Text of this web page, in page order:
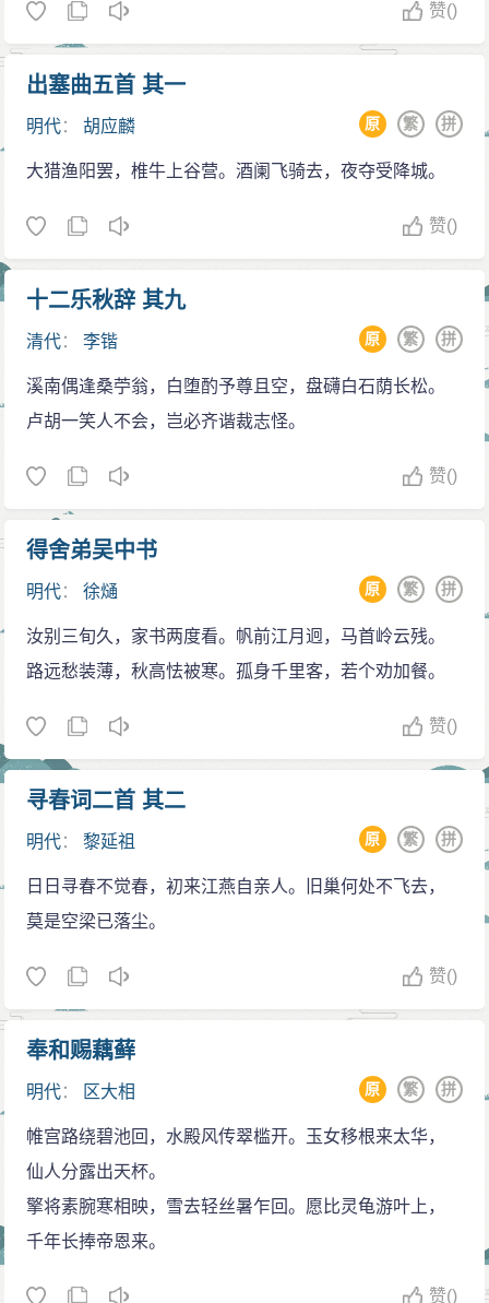
赞()
出塞曲五首 其一
明代：胡应麟 拼
繁
原
大猎渔阳罢，椎牛上谷营。酒阑飞骑去，夜夺受降城。
赞()
十二乐秋辞 其九
清代：李锴 拼
繁
原
溪南偶逢桑苧翁，白堕酌予尊且空，盘礴白石荫长松。
卢胡一笑人不会，岂必齐谐裁志怪。
赞()
得舍弟吴中书
明代：徐熥 拼
繁
原
汝别三旬久，家书两度看。帆前江月迥，马首岭云残。
路远愁装薄，秋高怯被寒。孤身千里客，若个劝加餐。
赞()
寻春词二首 其二
明代：黎延祖 拼
繁
原
日日寻春不觉春，初来江燕自亲人。旧巢何处不飞去，
莫是空梁已落尘。
赞()
奉和赐藕藓
明代： 区大相 拼
繁
原
帷宫路绕碧池回，水殿风传翠槛开。玉女移根来太华，
仙人分露出天杯。
擎将素腕寒相映，雪去轻丝暑乍回。愿比灵龟游叶上，
千年长捧帝恩来。
赞()